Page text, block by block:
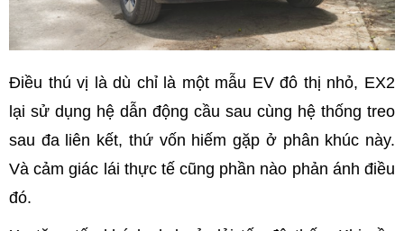
Điều thú vị là dù chỉ là một mẫu EV đô thị nhỏ, EX2
lại sử dụng hệ dẫn động cầu sau cùng hệ thống treo
sau đa liên kết, thứ vốn hiếm gặp ở phân khúc này.
Và cảm giác lái thực tế cũng phần nào phản ánh điều
đó.